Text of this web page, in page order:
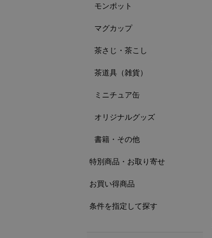
モンポット
マグカップ
茶さじ・茶こし
茶道具（雑貨）
ミニチュア缶
オリジナルグッズ
書籍・その他
特別商品・お取り寄せ
お買い得商品
条件を指定して探す